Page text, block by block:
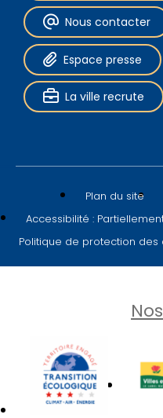
Nous contacter
Espace presse
La ville recrute
Plan du site
Accessibilité :
Politique de protection des